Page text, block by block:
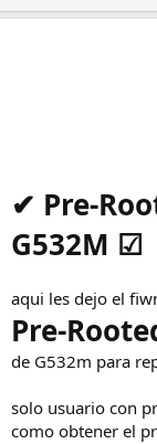
c
✔ Pre-
G532M ☑
aqui les dejo el
Pre-
de G532m para
solo usuario con
como obtener el